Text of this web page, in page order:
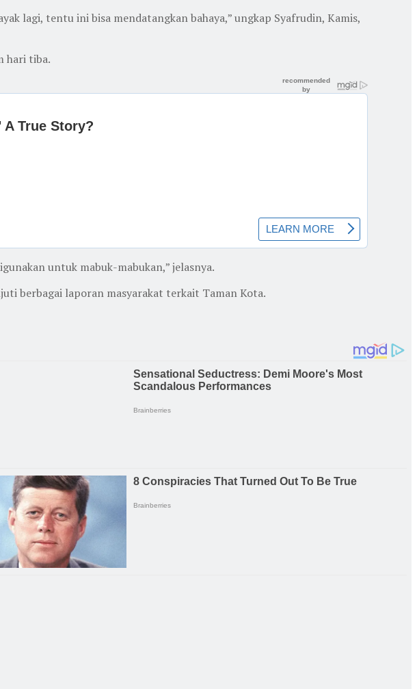
lagi, tentu ini bisa mendatangkan bahaya,” ungkap Syafrudin, Kamis,
hari tiba.
untuk mabuk-mabukan,” jelasnya.
berbagai laporan masyarakat terkait Taman Kota.